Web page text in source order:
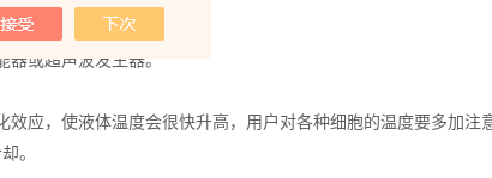
或超声波发生器。
，使液体温度会很快升高，用户对各种细胞的温度要多加注
。